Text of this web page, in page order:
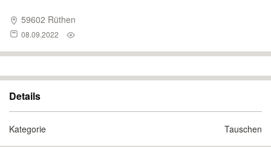
59602 Rüthen
08.09.2022
Details
Kategorie Tauschen